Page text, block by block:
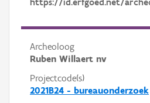
Archeoloog
Ruben Willaert nv
Projectcode(s)
2021B24 - bureauonderzoek